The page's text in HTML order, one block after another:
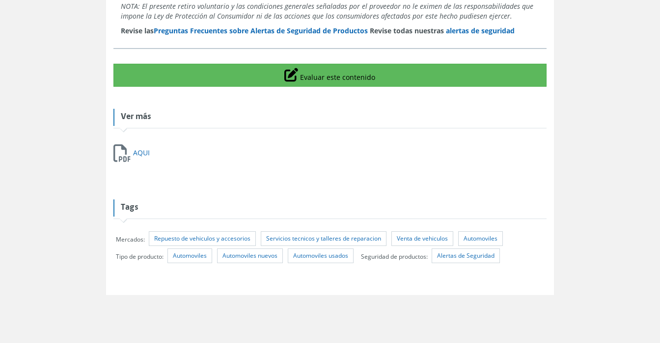
NOTA: El presente retiro voluntario y las condiciones generales señaladas por el proveedor no le eximen de las responsabilidades que
impone la Ley de Protección al Consumidor ni de las acciones que los consumidores afectados por este hecho pudiesen ejercer.
Revise lasPreguntas Frecuentes sobre Alertas de Seguridad de Productos Revise todas nuestrasalertas de seguridad
Icono
Evaluar este contenido
Ver más
AQUI
Tags
Mercados: Repuesto de vehiculos y accesorios Servicios tecnicos y talleres de reparacion Venta de vehiculos Automoviles
Tipo de producto: Automoviles Automoviles nuevos Automoviles usados Seguridad de productos: Alertas de Seguridad